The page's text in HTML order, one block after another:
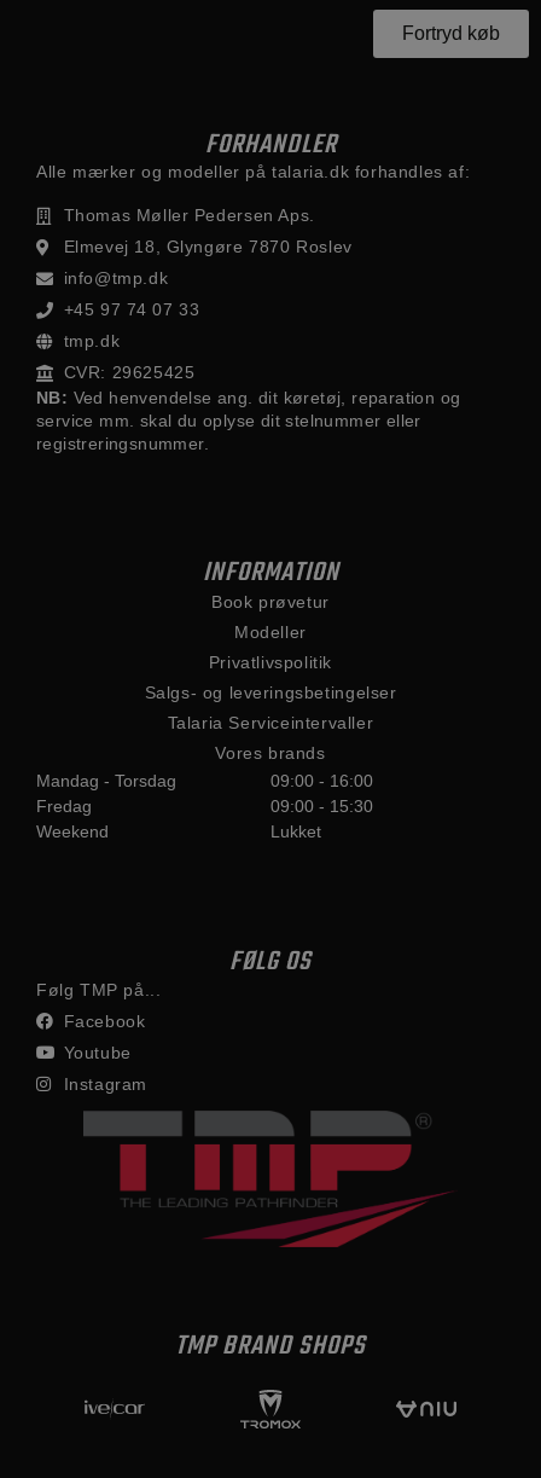
Fortryd køb
FORHANDLER
Alle mærker og modeller på talaria.dk forhandles af:
Thomas Møller Pedersen Aps.
Elmevej 18, Glyngøre 7870 Roslev
info@tmp.dk
+45 97 74 07 33
tmp.dk
CVR: 29625425
NB: Ved henvendelse ang. dit køretøj, reparation og
service mm. skal du oplyse dit stelnummer eller
registreringsnummer.
INFORMATION
Book prøvetur
Modeller
Privatlivspolitik
Salgs- og leveringsbetingelser
Talaria Serviceintervaller
Vores brands
Mandag - Torsdag
09:00 - 16:00
Fredag
09:00 - 15:30
Weekend
Lukket
FØLG OS
Følg TMP på...
Facebook
Youtube
Instagram
TMP BRAND SHOPS